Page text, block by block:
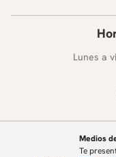
Lunes a
Medios
Te